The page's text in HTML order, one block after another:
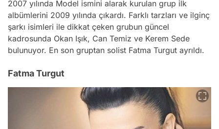
2007 yılında Model ismini alarak kurulan grup ilk
albümlerini 2009 yılında çıkardı. Farklı tarzları ve ilginç
şarkı isimleri ile dikkat çeken grubun güncel
kadrosunda Okan Işık, Can Temiz ve Kerem Sede
bulunuyor. En son gruptan solist Fatma Turgut ayrıldı.
Fatma Turgut